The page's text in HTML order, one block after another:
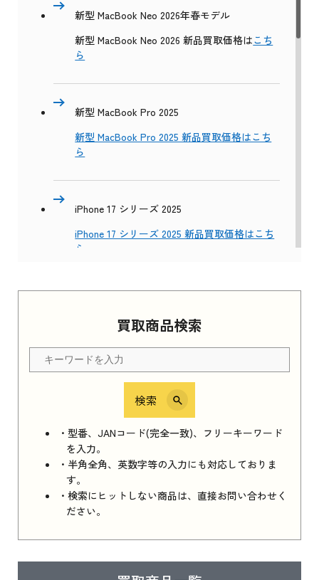
買取商品検索
検索
・型番、JANコード(完全一致)、フリーキーワード
を入力。
・半角全角、英数字等の入力にも対応しておりま
す。
・検索にヒットしない商品は、直接お問い合わせく
ださい。
新型 MacBook Neo 2026年春モデル
新型 MacBook Neo 2026 新品買取価格はこち
ら
新型 MacBook Pro 2025
新型 MacBook Pro 2025 新品買取価格はこち
ら
iPhone 17 シリーズ 2025
iPhone 17 シリーズ 2025 新品買取価格はこち
ら
Apple Watch Series 11 2025 新品買取価格はこ
ちら
iPhone 16e シリーズ 2025
iPhone 16e シリーズ 2025 新品買取価格はこち
ら
iPad 11インチ 2025年春モデル
はこちら